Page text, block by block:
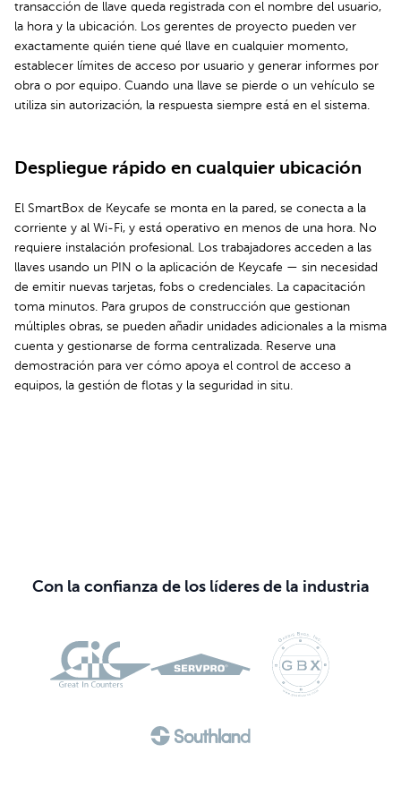
transacción de llave queda registrada con el nombre del usuario,
la hora y la ubicación. Los gerentes de proyecto pueden ver
exactamente quién tiene qué llave en cualquier momento,
establecer límites de acceso por usuario y generar informes por
obra o por equipo. Cuando una llave se pierde o un vehículo se
utiliza sin autorización, la respuesta siempre está en el sistema.
Despliegue rápido en cualquier ubicación
El SmartBox de Keycafe se monta en la pared, se conecta a la
corriente y al Wi-Fi, y está operativo en menos de una hora. No
requiere instalación profesional. Los trabajadores acceden a las
llaves usando un PIN o la aplicación de Keycafe — sin necesidad
de emitir nuevas tarjetas, fobs o credenciales. La capacitación
toma minutos. Para grupos de construcción que gestionan
múltiples obras, se pueden añadir unidades adicionales a la misma
cuenta y gestionarse de forma centralizada. Reserve una
demostración para ver cómo apoya el control de acceso a
equipos, la gestión de flotas y la seguridad in situ.
Con la confianza de los líderes de la industria